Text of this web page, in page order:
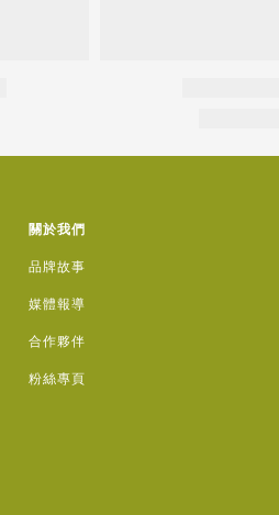
關於我們
品牌故事
媒體報導
合作夥伴
粉絲專頁